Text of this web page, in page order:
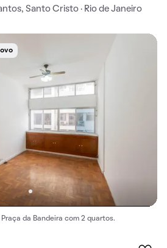
Santo Cristo · Rio de Janeiro
da Bandeira com 2 quartos.